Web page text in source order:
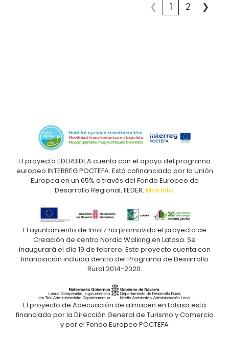
❮
1 2 ❯
El proyecto EDERBIDEA cuenta con el apoyo del programa
europeo INTERREG POCTEFA. Está cofinanciado por la Unión
Europea en un 65% a través del Fondo Europeo de
Desarrollo Regional, FEDER. Más Info.
El ayuntamiento de Imotz ha promovido el proyecto de
Creación de centro Nordic Walking en Latasa. Se
inaugurará el día 19 de febrero. Este proyecto cuenta con
financiación incluida dentro del Programa de Desarrollo
Rural 2014-2020.
El proyecto de Adecuación de almacén en Latasa está
financiado por la Dirección General de Turismo y Comercio
y por el Fondo Europeo POCTEFA